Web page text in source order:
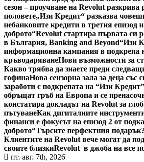
сезон – проучване на Revolut разкрива
половете„Изи Кредит“ разказва
небанковите кредити в третия епизод
доброто“Revolut стартира първата си
в България, Banking and Beyond“Изи
информационна кампания в подкрепа
кръводаряванеНови възможности за
Какво трябва да знаете преди
гофинаНова сензорна зала за деца със
заработи с подкрепата на “Изи Кредит”
обръщат гръб на Европа и се
констатира докладът на Revolut за
пътуванеКак дигиталните
финанси е фокусът на епизод 2 от
доброто“Търсите перфектния подарък?
Клиентите на Revolut вече могат да
своите близкиRevolut в джоба на все
пт. авг. 7th, 2026